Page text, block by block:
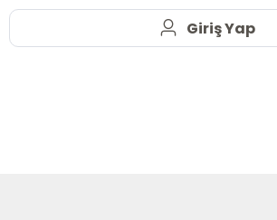
Giriş Yap